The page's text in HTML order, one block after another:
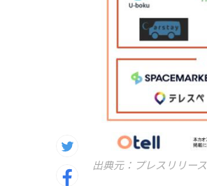
出典元：プレスリリース